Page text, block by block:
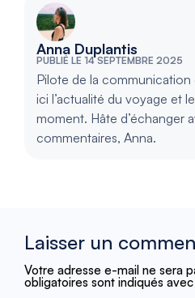
Anna Duplantis
PUBLIÉ LE 14 SEPTEMBRE 2025
Pilote de la communication
ici l’actualité du voyage et
moment. Hâte d’échanger
commentaires, Anna.
Laisser un
Votre adresse e-mail ne sera
obligatoires sont indiqués avec